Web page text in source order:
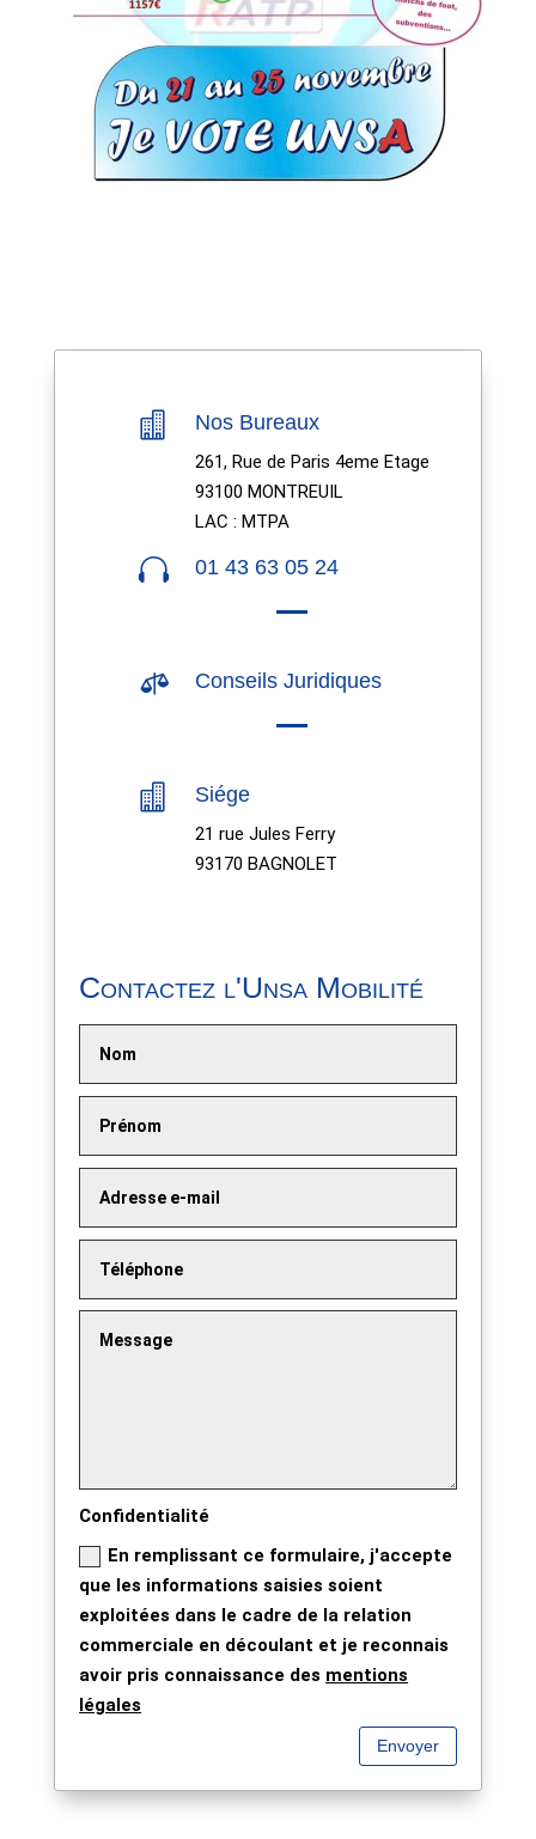
 Nos Bureaux
261, Rue de Paris 4eme Etage
93100 MONTREUIL
LAC : MTPA
 01 43 63 05 24
 Conseils Juridiques
 Siége
21 rue Jules Ferry
93170 BAGNOLET
Contactez l'Unsa Mobilité
Confidentialité
En remplissant ce formulaire, j'accepte
que les informations saisies soient
exploitées dans le cadre de la relation
commerciale en découlant et je reconnais
avoir pris connaissance des mentions
légales
Envoyer